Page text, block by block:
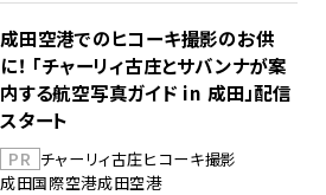
成田空港でのヒコーキ撮影のお供
に！ 「チャーリィ古庄とサバンナが案
内する航空写真ガイド in 成田」配信
スタート
PR チャーリィ古庄ヒコーキ撮影
成田国際空港成田空港